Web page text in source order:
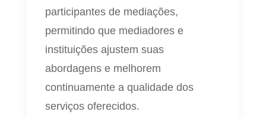
participantes de mediações,
permitindo que mediadores e
instituições ajustem suas
abordagens e melhorem
continuamente a qualidade dos
serviços oferecidos.